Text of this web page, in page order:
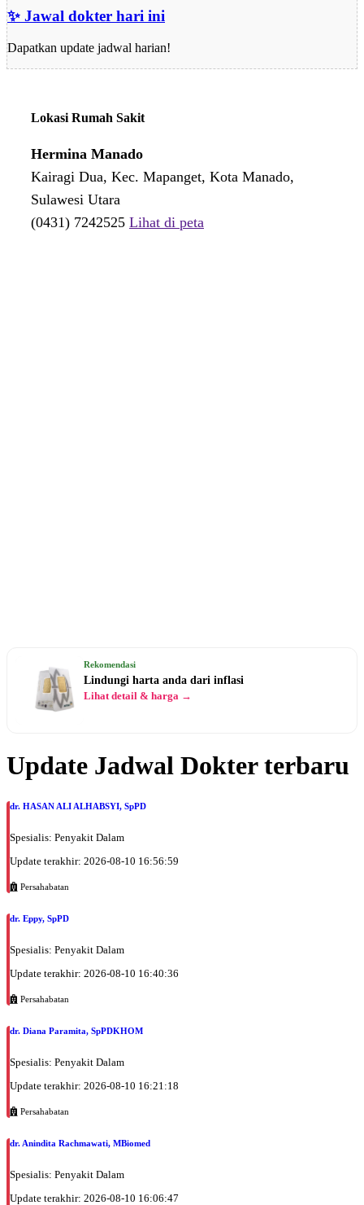
✨ Jawal dokter hari ini
Dapatkan update jadwal harian!
Lokasi Rumah Sakit
Hermina Manado
Kairagi Dua, Kec. Mapanget, Kota Manado,
Sulawesi Utara
(0431) 7242525 Lihat di peta
Rekomendasi
Lindungi harta anda dari inflasi
Lihat detail & harga →
Update Jadwal Dokter terbaru
dr. HASAN ALI ALHABSYI, SpPD
Spesialis: Penyakit Dalam
Update terakhir: 2026-08-10 16:56:59
Persahabatan
dr. Eppy, SpPD
Spesialis: Penyakit Dalam
Update terakhir: 2026-08-10 16:40:36
Persahabatan
dr. Diana Paramita, SpPDKHOM
Spesialis: Penyakit Dalam
Update terakhir: 2026-08-10 16:21:18
Persahabatan
dr. Anindita Rachmawati, MBiomed
Spesialis: Penyakit Dalam
Update terakhir: 2026-08-10 16:06:47